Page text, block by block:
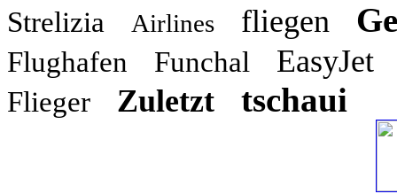
Strelizia
Airlines fliegen
Flughafen Funchal EasyJet
Flieger Zuletzt tschaui